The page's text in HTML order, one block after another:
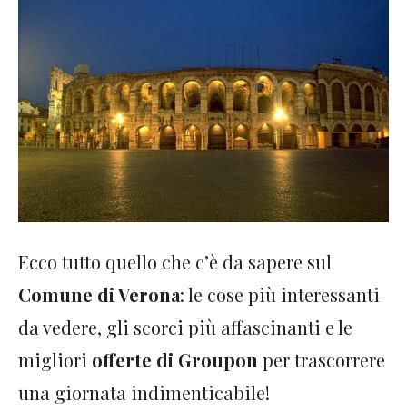
Ecco tutto quello che c’è da sapere sul
Comune di Verona: le cose più interessanti
da vedere, gli scorci più affascinanti e le
migliori offerte di Grouponper trascorrere
una giornata indimenticabile!